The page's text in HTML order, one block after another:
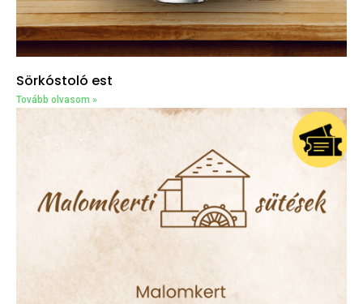
Sörkóstoló est
Tovább olvasom »